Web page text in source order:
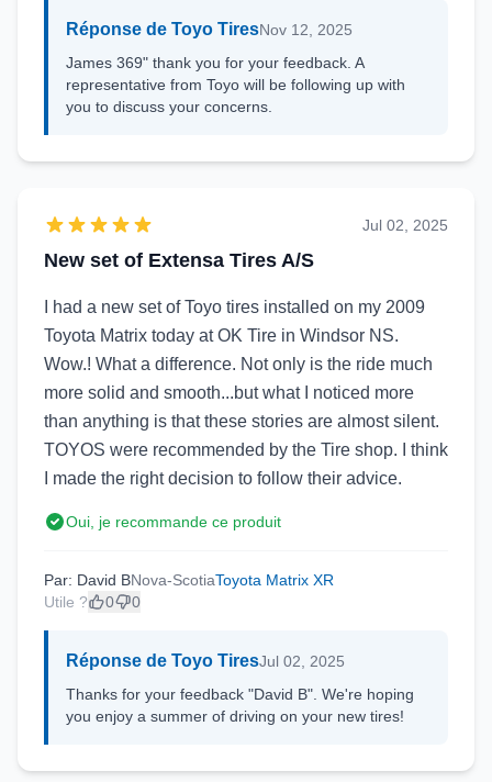
Réponse de Toyo TiresNov 12, 2025
James 369" thank you for your feedback. A
representative from Toyo will be following up with
you to discuss your concerns.
New set of Extensa Tires A/S
Jul 02, 2025
I had a new set of Toyo tires installed on my 2009
Toyota Matrix today at OK Tire in Windsor NS.
Wow.! What a difference. Not only is the ride much
more solid and smooth...but what I noticed more
than anything is that these stories are almost silent.
TOYOS were recommended by the Tire shop. I think
I made the right decision to follow their advice.
Oui, je recommande ce produit
Par: David BNova-ScotiaToyota Matrix XR
Utile ?
0 0
Réponse de Toyo TiresJul 02, 2025
Thanks for your feedback "David B". We're hoping
you enjoy a summer of driving on your new tires!